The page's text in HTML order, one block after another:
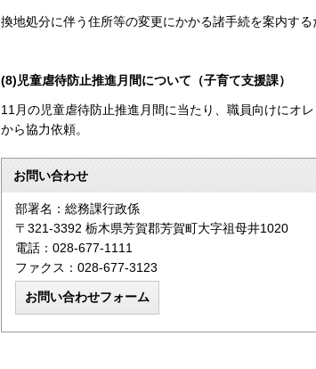
換地処分に伴う住所等の変更にかかる諸手続を案内す
(8)児童虐待防止推進月間について（子育て支援課）
11月の児童虐待防止推進月間に当たり、職員向けにオ
から協力依頼。
お問い合わせ
部署名：総務課行政係
〒321-3392 栃木県芳賀郡芳賀町大字祖母井1020
電話：028-677-1111
ファクス：028-677-3123